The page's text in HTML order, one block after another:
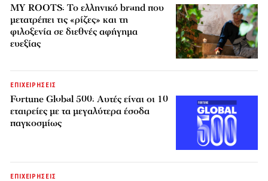
MY ROOTS: Το ελληνικό brand που
μετατρέπει τις «ρίζες» και τη
φιλοξενία σε διεθνές αφήγημα
ευεξίας
ΕΠΙΧΕΙΡΗΣΕΙΣ
Fortune Global 500: Αυτές είναι οι 10
εταιρείες με τα μεγαλύτερα έσοδα
παγκοσμίως
ΕΠΙΧΕΙΡΗΣΕΙΣ